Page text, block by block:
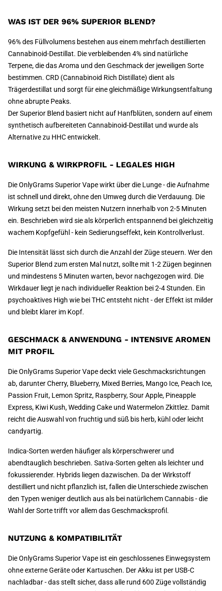
WAS IST DER 96% SUPERIOR BLEND?
96% des Füllvolumens bestehen aus einem mehrfach destillierten
Cannabinoid-Destillat. Die verbleibenden 4% sind natürliche
Terpene, die das Aroma und den Geschmack der jeweiligen Sorte
bestimmen. CRD (Cannabinoid Rich Distillate) dient als
Trägerdestillat und sorgt für eine gleichmäßige Wirkungsentfaltung
ohne abrupte Peaks.
Der Superior Blend basiert nicht auf Hanfblüten, sondern auf einem
synthetisch aufbereiteten Cannabinoid-Destillat und wurde als
Alternative zu HHC entwickelt.
WIRKUNG & WIRKPROFIL - LEGALES HIGH
Die OnlyGrams Superior Vape wirkt über die Lunge - die Aufnahme
ist schnell und direkt, ohne den Umweg durch die Verdauung. Die
Wirkung setzt bei den meisten Nutzern innerhalb von 2-5 Minuten
ein. Beschrieben wird sie als körperlich entspannend bei gleichzeitig
wachem Kopfgefühl - kein Sedierungseffekt, kein Kontrollverlust.
Die Intensität lässt sich durch die Anzahl der Züge steuern. Wer den
Superior Blend zum ersten Mal nutzt, sollte mit 1-2 Zügen beginnen
und mindestens 5 Minuten warten, bevor nachgezogen wird. Die
Wirkdauer liegt je nach individueller Reaktion bei 2-4 Stunden. Ein
psychoaktives High wie bei THC entsteht nicht - der Effekt ist milder
und bleibt klarer im Kopf.
GESCHMACK & ANWENDUNG - INTENSIVE AROMEN
MIT PROFIL
Die OnlyGrams Superior Vape deckt viele Geschmacksrichtungen
ab, darunter Cherry, Blueberry, Mixed Berries, Mango Ice, Peach Ice,
Passion Fruit, Lemon Spritz, Raspberry, Sour Apple, Pineapple
Express, Kiwi Kush, Wedding Cake und Watermelon Zkittlez. Damit
reicht die Auswahl von fruchtig und süß bis herb, kühl oder leicht
candyartig.
Indica-Sorten werden häufiger als körperschwerer und
abendtauglich beschrieben. Sativa-Sorten gelten als leichter und
fokussierender. Hybrids liegen dazwischen. Da der Wirkstoff
destilliert und nicht pflanzlich ist, fallen die Unterschiede zwischen
den Typen weniger deutlich aus als bei natürlichem Cannabis - die
Wahl der Sorte trifft vor allem das Geschmacksprofil.
NUTZUNG & KOMPATIBILITÄT
Die OnlyGrams Superior Vape ist ein geschlossenes Einwegsystem
ohne externe Geräte oder Kartuschen. Der Akku ist per USB-C
nachladbar - das stellt sicher, dass alle rund 600 Züge vollständig